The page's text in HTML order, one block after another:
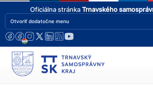
Oficiálna stránkaTrnavského
Otvoriť dodatočne menu